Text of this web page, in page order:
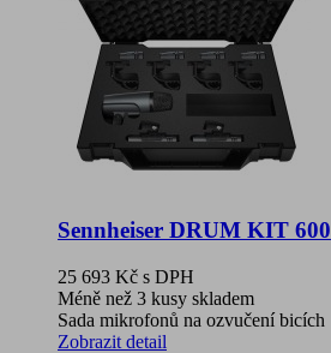
Sennheiser DRUM KIT 600
25 693 Kč s DPH
Méně než 3 kusy skladem
Sada mikrofonů na ozvučení bicích
Zobrazit detail